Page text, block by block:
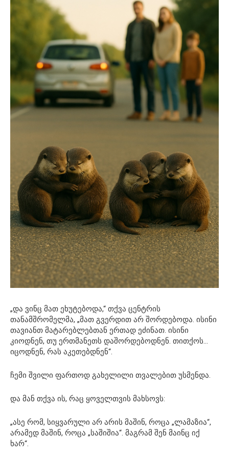
„და ვინც მათ ეხუტებოდა,“ თქვა ცენტრის
თანამშრომელმა, „მათ გვერდით არ შორდებოდა. ისინი
თავიანთ მატარებლებთან ერთად ეძინათ. ისინი
კიოდნენ, თუ ერთმანეთს დაშორდებოდნენ. თითქოს…
იცოდნენ, რას აკეთებდნენ“.
ჩემი შვილი ფართოდ გახელილი თვალებით უსმენდა.
და მან თქვა ის, რაც ყოველთვის მახსოვს:
„ასე რომ, სიყვარული არ არის მაშინ, როცა „ლამაზია“,
არამედ მაშინ, როცა „საშიშია“. მაგრამ შენ მაინც იქ
ხარ“.